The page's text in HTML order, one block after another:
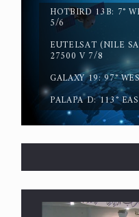
عليها.. ليس
HOTBIRD 13B: 7°
5/6
EUTELSAT (NILE
27500 V 7/8
GALAXY 19: 97°
PALAPA D: 113°